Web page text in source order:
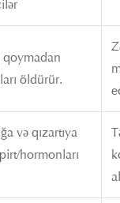
qoymadan
öldürür.
və qızartıya
hormonları